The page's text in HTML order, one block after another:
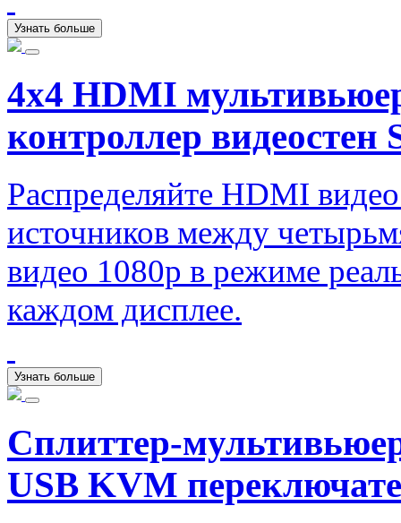
Узнать больше
4x4 HDMI
контроллер
Распределяйте HDMI
источников между
видео 1080p в режиме
каждом дисплее.
Узнать больше
Сплиттер-
USB KVM